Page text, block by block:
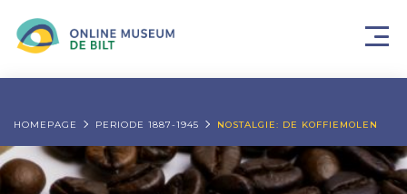
HOMEPAGE PERIODE 1887-1945 NOSTALGIE: DE KOFFIEMOLEN